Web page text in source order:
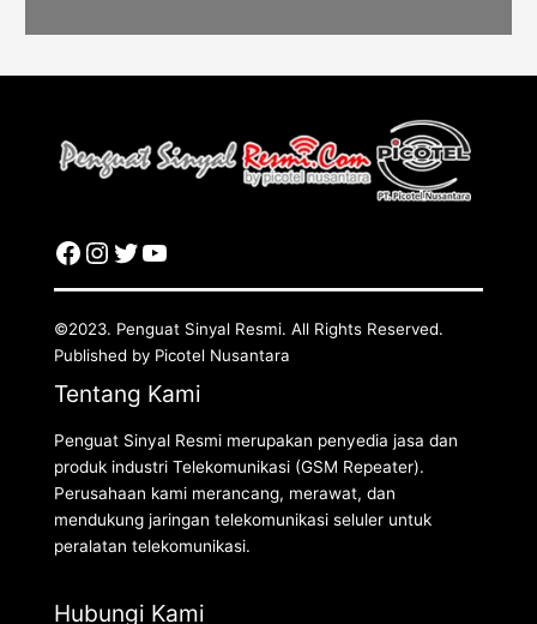
©2023. Penguat Sinyal Resmi. All Rights Reserved.
Published by Picotel Nusantara
Tentang Kami
Penguat Sinyal Resmi merupakan penyedia jasa dan
produk industri Telekomunikasi (GSM Repeater).
Perusahaan kami merancang, merawat, dan
mendukung jaringan telekomunikasi seluler untuk
peralatan telekomunikasi.
Hubungi Kami